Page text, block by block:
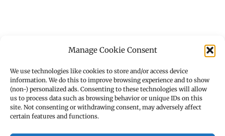
Manage Cookie Consent
We use technologies like cookies to store and/or access device
information. We do this to improve browsing experience and to show
(non-) personalized ads. Consenting to these technologies will allow
us to process data such as browsing behavior or unique IDs on this
site. Not consenting or withdrawing consent, may adversely affect
certain features and functions.